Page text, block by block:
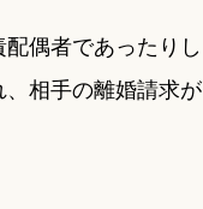
偶者であったりし
相手の離婚請求が